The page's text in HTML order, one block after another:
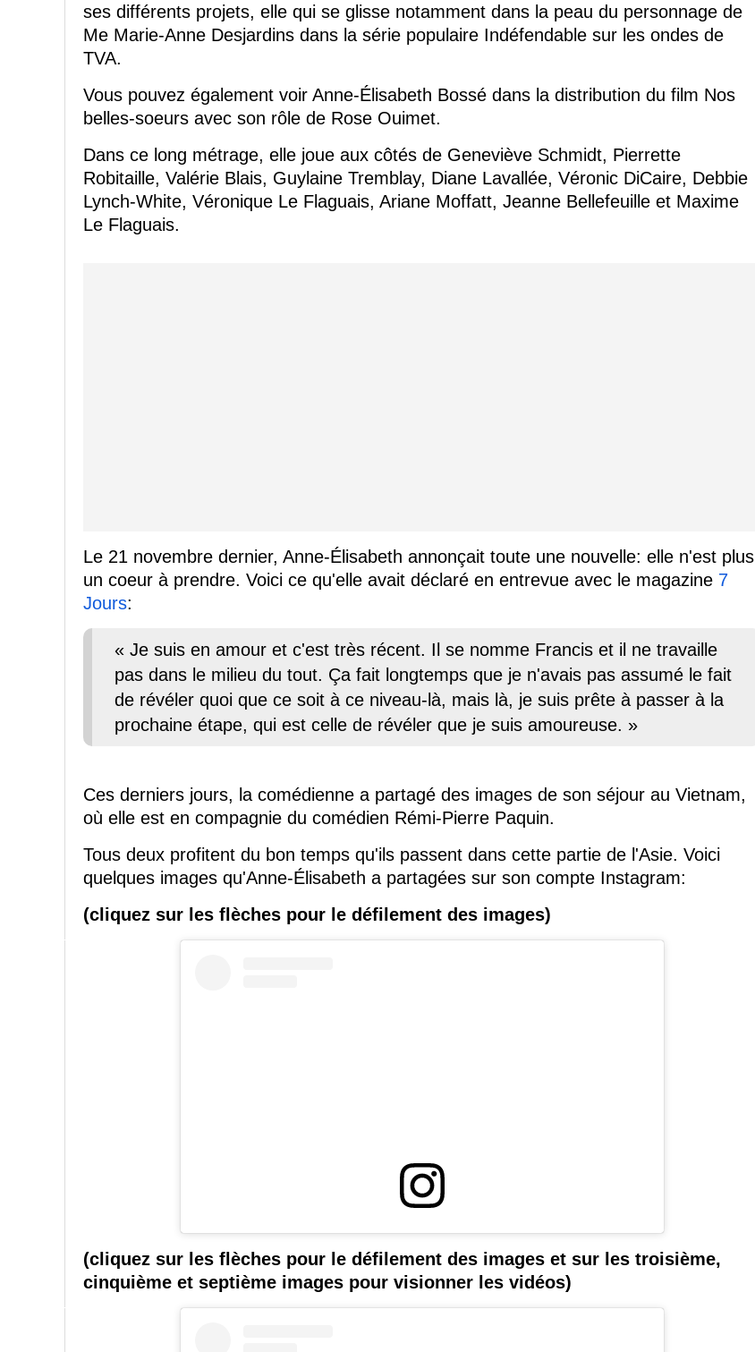
ses différents projets, elle qui se glisse notamment dans la peau du personnage de
Me Marie-Anne Desjardins dans la série populaire Indéfendable sur les ondes de
TVA.
Vous pouvez également voir Anne-Élisabeth Bossé dans la distribution du film Nos
belles-soeurs avec son rôle de Rose Ouimet.
Dans ce long métrage, elle joue aux côtés de Geneviève Schmidt, Pierrette
Robitaille, Valérie Blais, Guylaine Tremblay, Diane Lavallée, Véronic DiCaire, Debbie
Lynch-White, Véronique Le Flaguais, Ariane Moffatt, Jeanne Bellefeuille et Maxime
Le Flaguais.
Le 21 novembre dernier, Anne-Élisabeth annonçait toute une nouvelle: elle n'est plus
un coeur à prendre. Voici ce qu'elle avait déclaré en entrevue avec le magazine 7
Jours:
« Je suis en amour et c'est très récent. Il se nomme Francis et il ne travaille
pas dans le milieu du tout. Ça fait longtemps que je n'avais pas assumé le fait
de révéler quoi que ce soit à ce niveau-là, mais là, je suis prête à passer à la
prochaine étape, qui est celle de révéler que je suis amoureuse. »
Ces derniers jours, la comédienne a partagé des images de son séjour au Vietnam,
où elle est en compagnie du comédien Rémi-Pierre Paquin.
Tous deux profitent du bon temps qu'ils passent dans cette partie de l'Asie. Voici
quelques images qu'Anne-Élisabeth a partagées sur son compte Instagram:
(cliquez sur les flèches pour le défilement des images)
(cliquez sur les flèches pour le défilement des images et sur les troisième,
cinquième et septième images pour visionner les vidéos)